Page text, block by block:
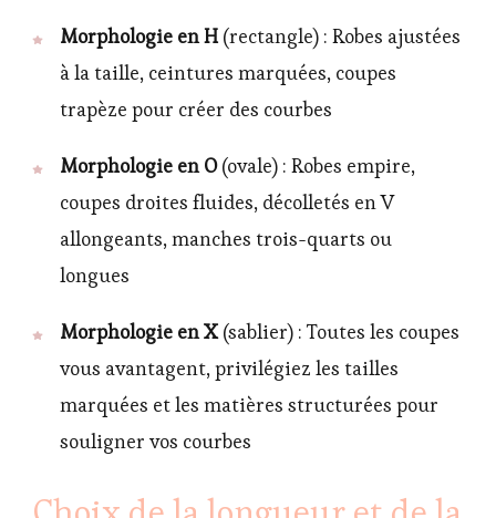
Morphologie en H (rectangle) : Robes ajustées
à la taille, ceintures marquées, coupes
trapèze pour créer des courbes
Morphologie en O(ovale) : Robes empire,
coupes droites fluides, décolletés en V
allongeants, manches trois-quarts ou
longues
Morphologie en X(sablier) : Toutes les coupes
vous avantagent, privilégiez les tailles
marquées et les matières structurées pour
souligner vos courbes